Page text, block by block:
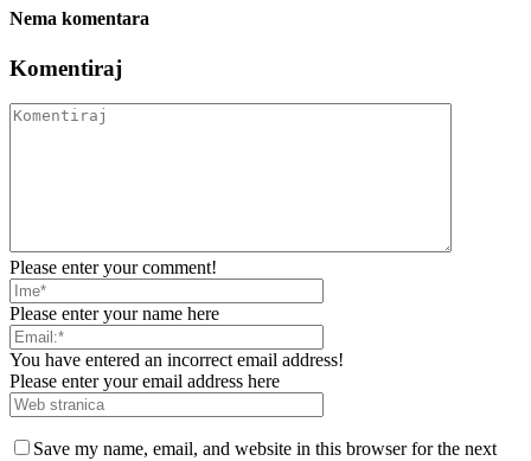
Nema komentara
Komentiraj
Please enter your comment!
Please enter your name here
You have entered an incorrect email address!
Please enter your email address here
Save my name, email, and website in this browser for the next